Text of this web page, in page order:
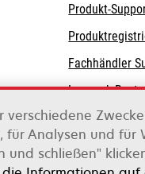
wird
in
einer
neuen
Registerkarte
Produkt-
Fachhändler
Lexmark
Lexmark
von Xerox
Analysen und für
schließen"